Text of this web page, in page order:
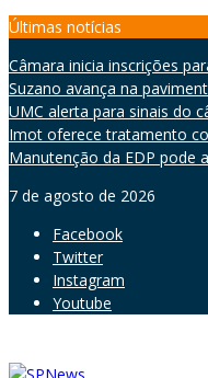
Skip
content
Últimas notícias
Câmara inicia inscrições
Suzano avança na
UMC alerta para sinais do
Imot oferece tratamento
Manutenção da EDP pode
7 de agosto de 2026
Facebook
Twitter
Instagram
Youtube